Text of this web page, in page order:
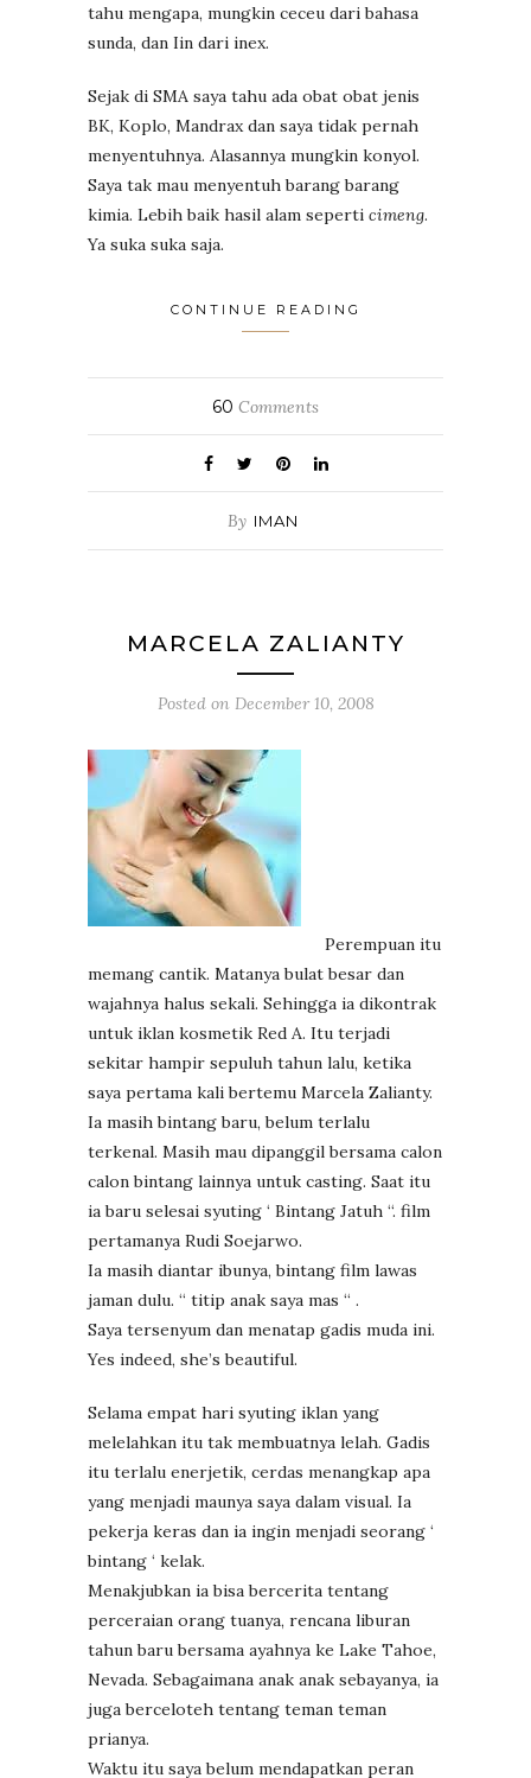
tahu mengapa, mungkin ceceu dari bahasa
sunda, dan Iin dari inex.
Sejak di SMA saya tahu ada obat obat jenis
BK, Koplo, Mandrax dan saya tidak pernah
menyentuhnya. Alasannya mungkin konyol.
Saya tak mau menyentuh barang barang
kimia. Lebih baik hasil alam seperti cimeng.
Ya suka suka saja.
CONTINUE READING
60 Comments
By IMAN
MARCELA ZALIANTY
Posted on December 10, 2008
Perempuan itu
memang cantik. Matanya bulat besar dan
wajahnya halus sekali. Sehingga ia dikontrak
untuk iklan kosmetik Red A. Itu terjadi
sekitar hampir sepuluh tahun lalu, ketika
saya pertama kali bertemu Marcela Zalianty.
Ia masih bintang baru, belum terlalu
terkenal. Masih mau dipanggil bersama calon
calon bintang lainnya untuk casting. Saat itu
ia baru selesai syuting ‘ Bintang Jatuh “. film
pertamanya Rudi Soejarwo.
Ia masih diantar ibunya, bintang film lawas
jaman dulu. “ titip anak saya mas “ .
Saya tersenyum dan menatap gadis muda ini.
Yes indeed, she’s beautiful.
Selama empat hari syuting iklan yang
melelahkan itu tak membuatnya lelah. Gadis
itu terlalu enerjetik, cerdas menangkap apa
yang menjadi maunya saya dalam visual. Ia
pekerja keras dan ia ingin menjadi seorang ‘
bintang ‘ kelak.
Menakjubkan ia bisa bercerita tentang
perceraian orang tuanya, rencana liburan
tahun baru bersama ayahnya ke Lake Tahoe,
Nevada. Sebagaimana anak anak sebayanya, ia
juga berceloteh tentang teman teman
prianya.
Waktu itu saya belum mendapatkan peran